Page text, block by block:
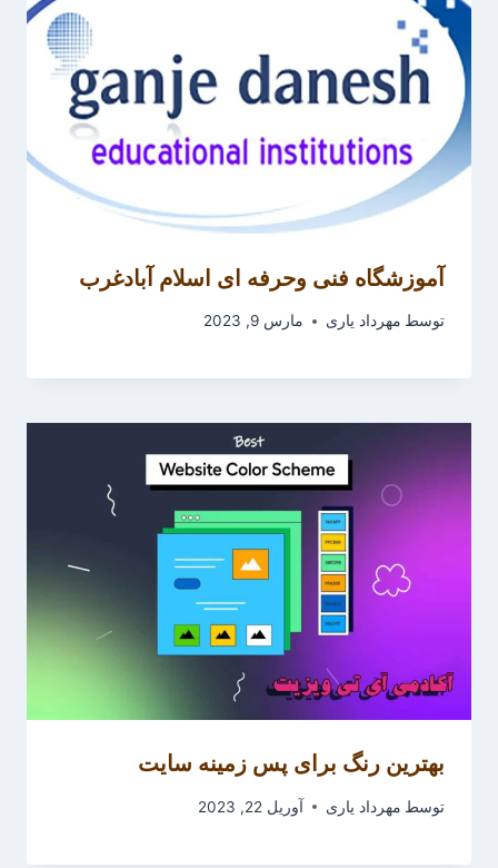
آموزشگاه فنی ­و­حرفه­ ای اسلام­ آباد­غرب
توسط مهرداد یاری مارس 9, 2023
بهترین رنگ برای پس زمینه سایت
توسط مهرداد یاری آوریل 22, 2023